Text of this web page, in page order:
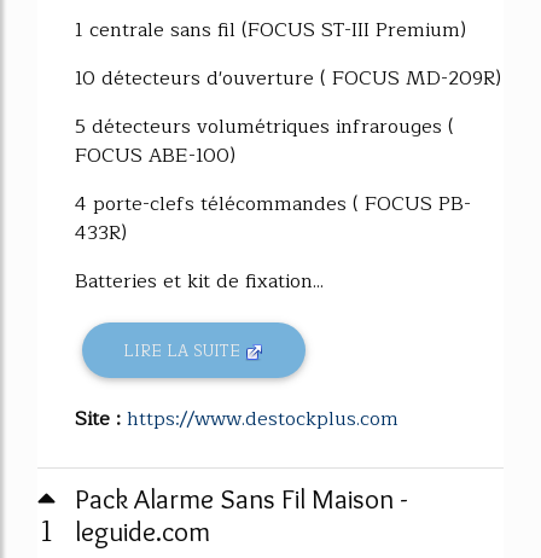
1 centrale sans fil (FOCUS ST-III Premium)
10 détecteurs d'ouverture ( FOCUS MD-209R)
5 détecteurs volumétriques infrarouges (
FOCUS ABE-100)
4 porte-clefs télécommandes ( FOCUS PB-
433R)
Batteries et kit de fixation...
LIRE LA SUITE
Site :https://www.destockplus.com
1
Pack Alarme Sans Fil Maison -
leguide.com